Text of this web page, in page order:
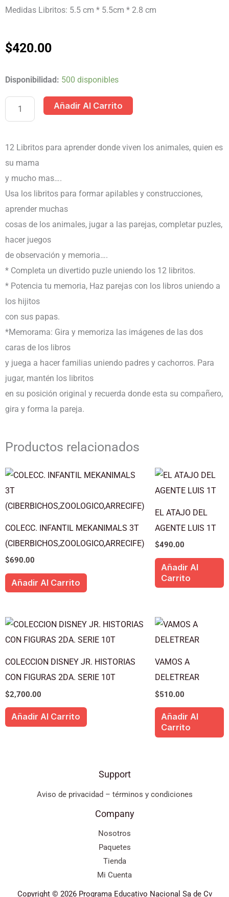
Medidas Libritos: 5.5 cm * 5.5cm * 2.8 cm
$420.00
Disponibilidad: 500 disponibles
COFRE
INTERACTIVO
PARA
Añadir Al Carrito
12 Libritos para aprender donde viven los animales, quien es
su mama
y mucho mas….
Usa los libritos para formar apilables y construcciones,
aprender muchas
cosas de los animales, jugar a las parejas, completar puzles,
hacer juegos
de observación y memoria….
* Completa un divertido puzle uniendo los 12 libritos.
* Potencia tu memoria, Haz parejas con los libros uniendo a
los hijitos
con sus papas.
*Memorama: Gira y memoriza las imágenes de las dos
caras de los libros
y juega a hacer familias uniendo padres y cachorros. Para
jugar, mantén los libritos
en su posición original y recuerda donde esta su compañero,
gira y forma la pareja.
Productos relacionados
COLECC. INFANTIL MEKANIMALS 3T
(CIBERBICHOS,ZOOLOGICO,ARRECIFE)
$690.00
Añadir Al Carrito
EL ATAJO DEL
AGENTE LUIS 1T
$490.00
Añadir Al
Carrito
COLECCION DISNEY JR. HISTORIAS
CON FIGURAS 2DA. SERIE 10T
$2,700.00
Añadir Al Carrito
VAMOS A
DELETREAR
$510.00
Añadir Al
Carrito
Support
Aviso de privacidad – términos y condiciones
Company
Nosotros
Paquetes
Tienda
Mi Cuenta
Copyright © 2026 Programa Educativo Nacional Sa de Cv